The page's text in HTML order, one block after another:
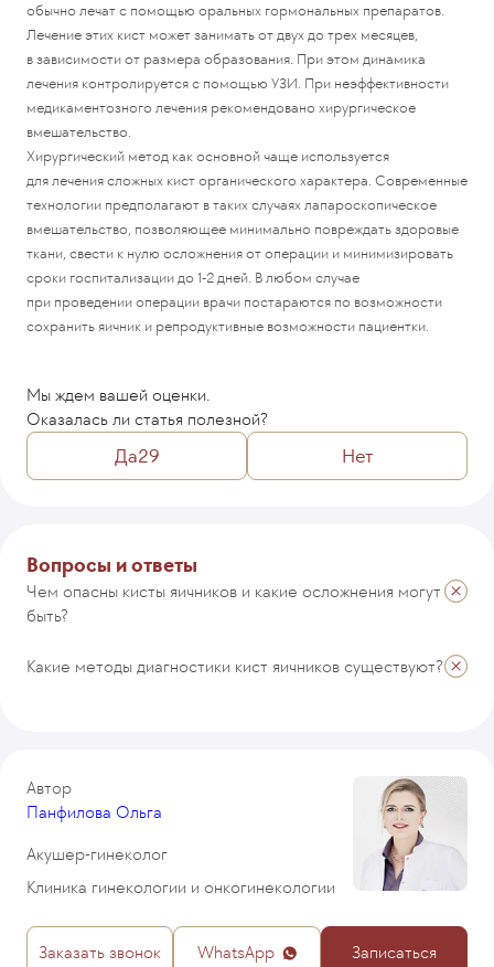
обычно лечат с помощью оральных гормональных препаратов.
Лечение этих кист может занимать от двух до трех месяцев,
в зависимости от размера образования. При этом динамика
лечения контролируется с помощью УЗИ. При неэффективности
медикаментозного лечения рекомендовано хирургическое
вмешательство.
Хирургический метод как основной чаще используется
для лечения сложных кист органического характера. Современные
технологии предполагают в таких случаях лапароскопическое
вмешательство, позволяющее минимально повреждать здоровые
ткани, свести к нулю осложнения от операции и минимизировать
сроки госпитализации до 1-2 дней. В любом случае
при проведении операции врачи постараются по возможности
сохранить яичник и репродуктивные возможности пациентки.
Мы ждем вашей оценки.
Оказалась ли статья полезной?
Да29 Нет
Вопросы и ответы
Чем опасны кисты яичников и какие осложнения могут
быть?
Какие методы диагностики кист яичников существуют?
Автор
Панфилова Ольга
Акушер-гинеколог
Клиника гинекологии и онкогинекологии
Записаться
WhatsApp
Заказать звонок